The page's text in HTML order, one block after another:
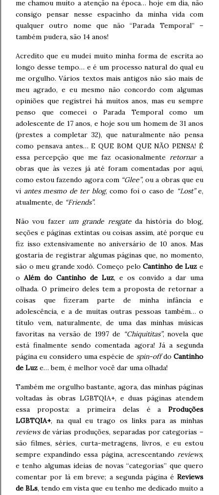
me chamou muito a atenção na época… hoje em dia, não
consigo pensar nesse espacinho da minha vida com
qualquer outro nome que não “Parada Temporal” –
também pudera, são 14 anos!
Acredito que eu mudei muito minha forma de escrita ao
longo desse tempo… e é um processo natural do qual eu
me orgulho. Vários textos mais antigos não são mais de
meu agrado, e eu mesmo não concordo com algumas
opiniões que registrei há muitos anos, mas eu sempre
penso que comecei o Parada Temporal como um
adolescente de 17 anos, e hoje sou um homem de 31 anos
(prestes a completar 32), que naturalmente não pensa
como pensava antes… E QUE BOM QUE NÃO PENSA! É
essa percepção que me faz ocasionalmenteretornara
obras que às vezes já até foram comentadas por aqui,
como estou fazendo agora com “Glee”, ou a obras que eu
vi antes mesmo de ter blog, como foi o caso de “Lost”e,
atualmente, de “Friends”.
Não vou fazer um grande resgateda história do blog,
seções e páginas extintas ou coisas assim, até porque eu
fiz isso extensivamente no aniversário de 10 anos. Mas
gostaria de registrar algumas páginas que, no momento,
são o meu grande xodó. Começo peloCantinho de Luz e
o Além do Cantinho de Luz, e os convido a dar uma
olhada. O primeiro deles tem a proposta de retornar a
coisas que fizeram parte de minha infância e
adolescência, e a de muitas outras pessoas também… o
título vem, naturalmente, de uma das minhas músicas
favoritas na versão de 1997 de “Chiquititas”, novela que
está finalmente sendo comentada agora! Já a segunda
página eu considero uma espécie de spin-offdo Cantinho
de Luz e… bem, é melhor você dar uma olhada!
Também me orgulho bastante, agora, das minhas páginas
voltadas às obras LGBTQIA+, e duas páginas atendem
essa proposta: a primeira delas é a Produções
LGBTQIA+, na qual eu trago os links para as minhas
reviewsde várias produções, separadas por categorias –
são filmes, séries, curta-metragens, livros, e eu estou
sempre expandindo essa página, acrescentando reviews,
e tenho algumas ideias de novas “categorias” que quero
comentar por lá em breve; a segunda página é Reviews
de BLs, tendo em vista que eu tenho me dedicado muito a